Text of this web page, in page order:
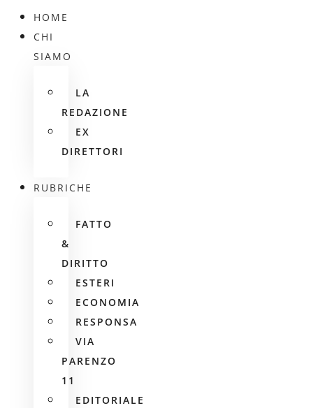
HOME
CHI
SIAMO
LA
REDAZIONE
EX
DIRETTORI
RUBRICHE
FATTO
&
DIRITTO
ESTERI
ECONOMIA
RESPONSA
VIA
PARENZO
11
EDITORIALE